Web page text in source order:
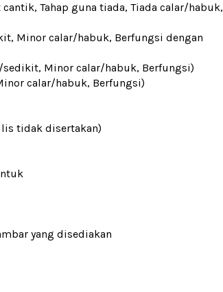
Tahap guna tiada, Tiada calar/habuk,
Minor calar/habuk, Berfungsi dengan
sedikit, Minor calar/habuk, Berfungsi)
calar/habuk, Berfungsi)
tidak disertakan)
yang disediakan